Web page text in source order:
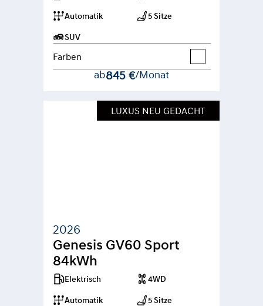
Automatik 5 Sitze
SUV
Farben
ab845 €/Monat
LUXUS NEU GEDACHT
2026
Genesis GV60 Sport
84kWh
Elektrisch 4WD
Automatik 5 Sitze